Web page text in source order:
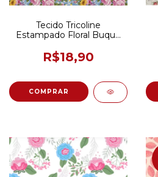
Tecido Tricoline
Estampado Floral Buque
R$18,90